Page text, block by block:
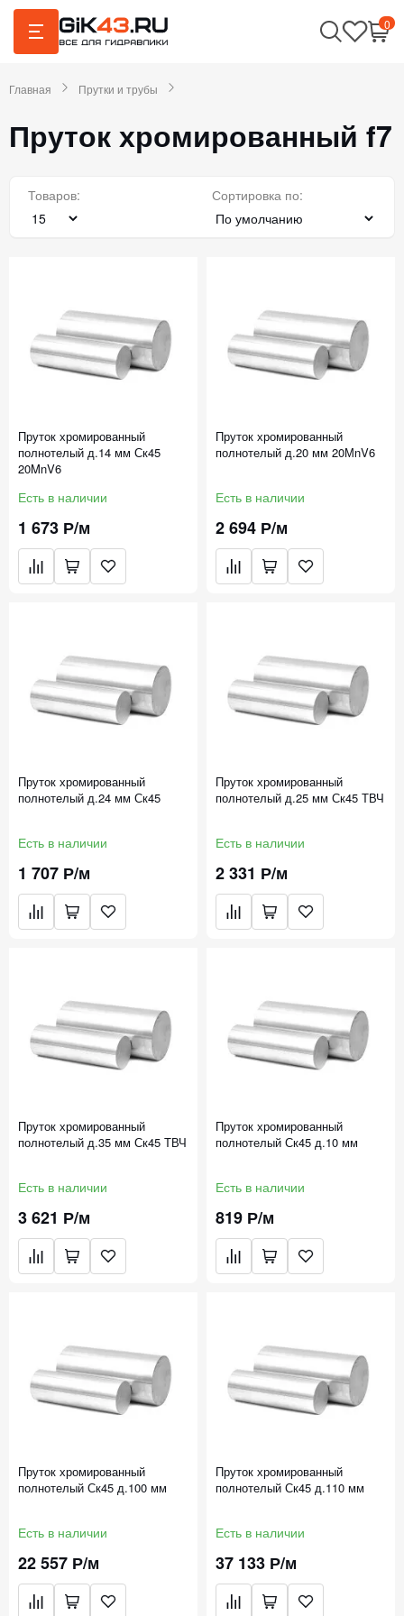
0
Главная Прутки и трубы
Пруток хромированный f7
Товаров: Сортировка по:
Пруток хромированный
полнотелый д.14 мм Ск45
20MnV6
Есть в наличии
1 673 Р/м
Пруток хромированный
полнотелый д.20 мм 20МnV6
Есть в наличии
2 694 Р/м
Пруток хромированный
полнотелый д.24 мм Ск45
Есть в наличии
1 707 Р/м
Пруток хромированный
полнотелый д.25 мм Ск45 ТВЧ
Есть в наличии
2 331 Р/м
Пруток хромированный
полнотелый д.35 мм Ск45 ТВЧ
Есть в наличии
3 621 Р/м
Пруток хромированный
полнотелый Ск45 д.10 мм
Есть в наличии
819 Р/м
Пруток хромированный
полнотелый Ск45 д.100 мм
Есть в наличии
22 557 Р/м
Пруток хромированный
полнотелый Ск45 д.110 мм
Есть в наличии
37 133 Р/м